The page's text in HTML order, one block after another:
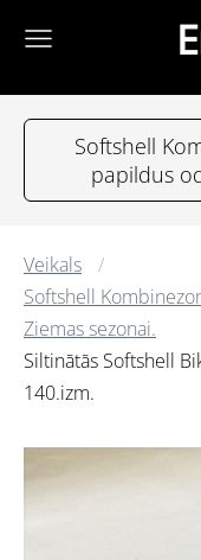
Softshell
papildus
Veikals
Softshell
Ziemas sezonai.
Siltinātās Softshell
140.izm.